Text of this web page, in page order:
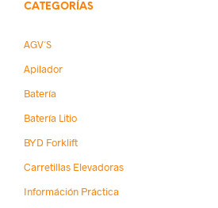
CATEGORÍAS
AGV´s
Apilador
Batería
Batería Litio
BYD Forklift
Carretillas Elevadoras
Információn Práctica